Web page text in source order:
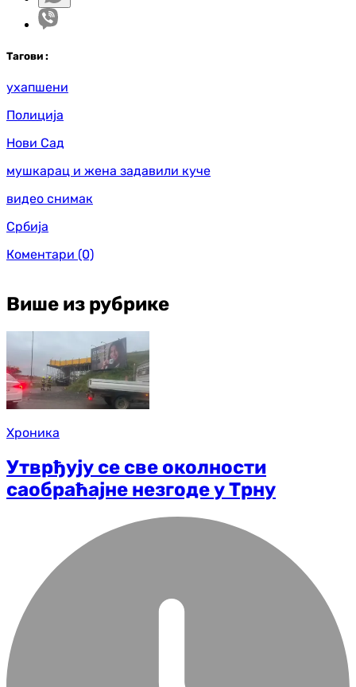
Тагови :
ухапшени
Полиција
Нови Сад
мушкарац и жена задавили куче
видео снимак
Србија
Коментари (0)
Више из рубрике
Хроника
Утврђују се све околности
саобраћајне незгоде у Трну